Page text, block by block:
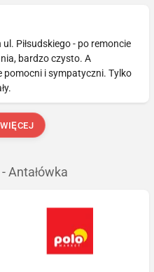
Piłsudskiego - po remoncie
bardzo czysto. A
pomocni i sympatyczni. Tylko
Antałówka